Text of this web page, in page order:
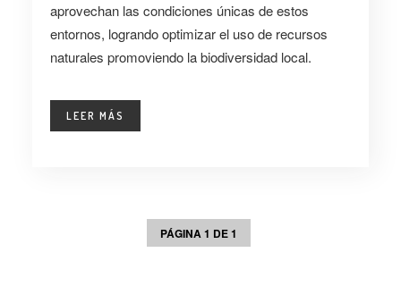
aprovechan las condiciones únicas de estos
entornos, logrando optimizar el uso de recursos
naturales promoviendo la biodiversidad local.
LEER MÁS
PÁGINA 1 DE 1